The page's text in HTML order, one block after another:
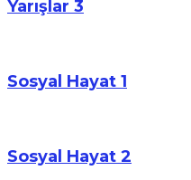
Yarışlar 3
Sosyal Hayat 1
Sosyal Hayat 2